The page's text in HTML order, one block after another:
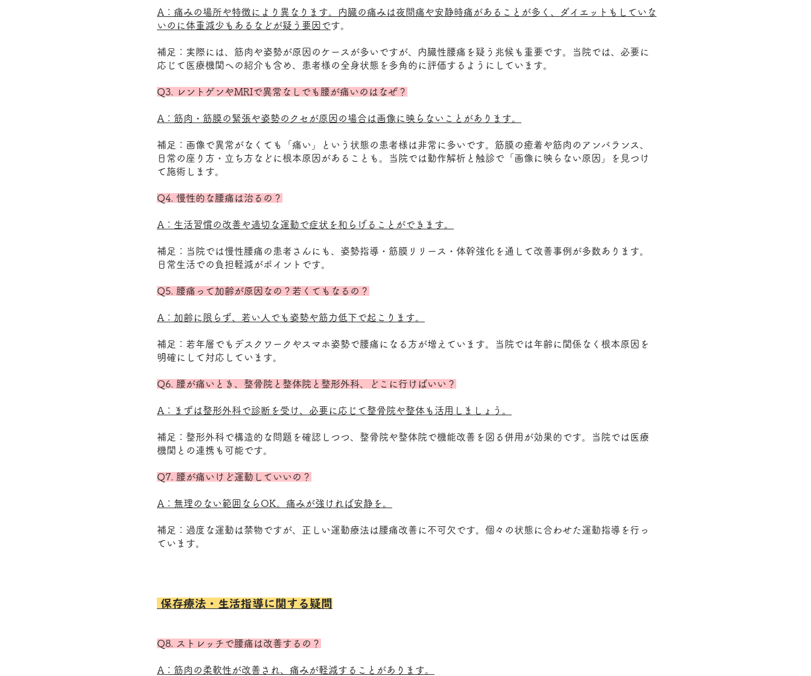
A：痛みの場所や特徴により異なります。内臓の痛みは夜間痛や安静時痛があることが多く、ダイエットもしていな
いのに体重減少もあるなどが疑う要因です。
補足：実際には、筋肉や姿勢が原因のケースが多いですが、内臓性腰痛を疑う兆候も重要です。当院では、必要に
応じて医療機関への紹介も含め、患者様の全身状態を多角的に評価するようにしています。
Q3. レントゲンやMRIで異常なしでも腰が痛いのはなぜ？
A：筋肉・筋膜の緊張や姿勢のクセが原因の場合は画像に映らないことがあります。
補足：画像で異常がなくても「痛い」という状態の患者様は非常に多いです。筋膜の癒着や筋肉のアンバランス、
日常の座り方・立ち方などに根本原因があることも。当院では動作解析と触診で「画像に映らない原因」を見つけ
て施術します。
Q4. 慢性的な腰痛は治るの？
A：生活習慣の改善や適切な運動で症状を和らげることができます。
​補足：当院では慢性腰痛の患者さんにも、姿勢指導・筋膜リリース・体幹強化を通して改善事例が多数あります。
日常生活での負担軽減がポイントです。
Q5. 腰痛って加齢が原因なの？若くてもなるの？
A：加齢に限らず、若い人でも姿勢や筋力低下で起こります。
補足：若年層でもデスクワークやスマホ姿勢で腰痛になる方が増えています。当院では年齢に関係なく根本原因を
明確にして対応しています。
Q6. 腰が痛いとき、整骨院と整体院と整形外科、どこに行けばいい？
A：まずは整形外科で診断を受け、必要に応じて整骨院や整体も活用しましょう。
補足：整形外科で構造的な問題を確認しつつ、整骨院や整体院で機能改善を図る併用が効果的です。当院では医療
機関との連携も可能です。
Q7. 腰が痛いけど運動していいの？
A：無理のない範囲ならOK。痛みが強ければ安静を。
​補足：過度な運動は禁物ですが、正しい運動療法は腰痛改善に不可欠です。個々の状態に合わせた運動指導を行っ
ています。
保存療法・生活指導に関する疑問
Q8. ストレッチで腰痛は改善するの？
A：筋肉の柔軟性が改善され、痛みが軽減することがあります。